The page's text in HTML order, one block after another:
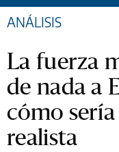
ANÁLISIS
La fuerza
de nada a
cómo
realista